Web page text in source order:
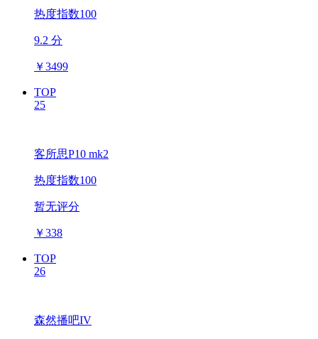
热度指数100
9.2 分
￥3499
TOP
25
客所思P10 mk2
热度指数100
暂无评分
￥338
TOP
26
森然播吧IV